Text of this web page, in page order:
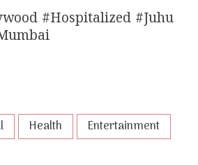
#Hospitalized #Juhu
Health
Entertainment